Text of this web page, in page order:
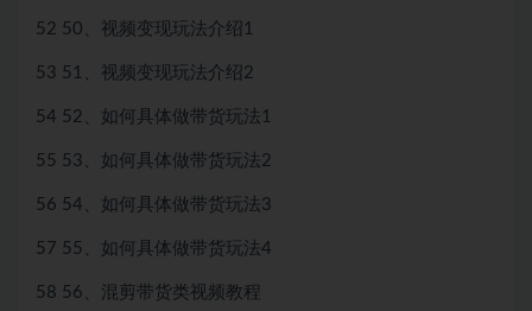
52 50、视频变现玩法介绍1
53 51、视频变现玩法介绍2
54 52、如何具体做带货玩法1
55 53、如何具体做带货玩法2
56 54、如何具体做带货玩法3
57 55、如何具体做带货玩法4
58 56、混剪带货类视频教程